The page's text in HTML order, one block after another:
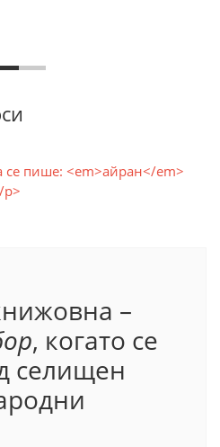
се пише: <em>айран</em>
p>
–
, когато се
селищен